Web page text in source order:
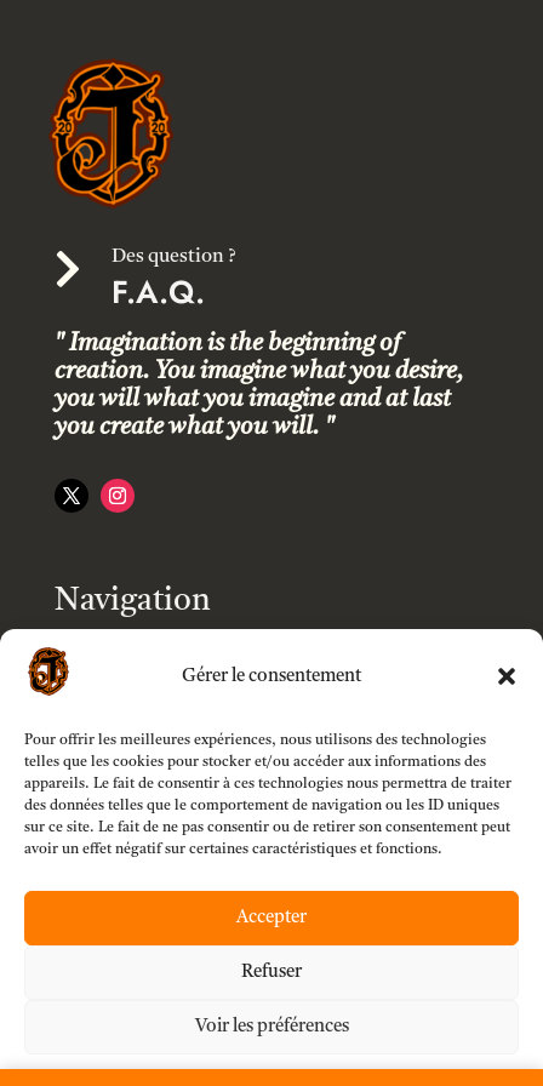
Gérer le consentement
Pour offrir les meilleures expériences, nous utilisons des technologies
telles que les cookies pour stocker et/ou accéder aux informations des
appareils. Le fait de consentir à ces technologies nous permettra de traiter
des données telles que le comportement de navigation ou les ID uniques
sur ce site. Le fait de ne pas consentir ou de retirer son consentement peut
avoir un effet négatif sur certaines caractéristiques et fonctions.
Accepter
Refuser
Voir les préférences
 Des question ?
F.A.Q.
" Imagination is the beginning of
creation. You imagine what you desire,
you will what you imagine and at last
you create what you will. "
Navigation
Accueil
Boutique
Modèles